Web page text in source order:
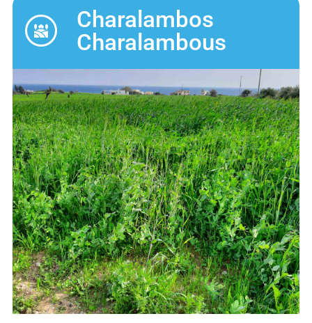
Charalambos
Charalambous